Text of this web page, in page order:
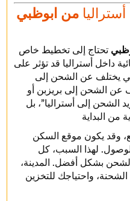
من ابوظبي
تحتاج إلى تخطيط خاص
داخل أستراليا قد تؤثر على
يختلف عن الشحن إلى
عن الشحن إلى بريزبن أو
الشحن إلى أستراليا”، بل
وقد يكون موقع السكن
لهذا السبب، كل
بشكل أفضل. المدينة،
واحتياجك للتخزين